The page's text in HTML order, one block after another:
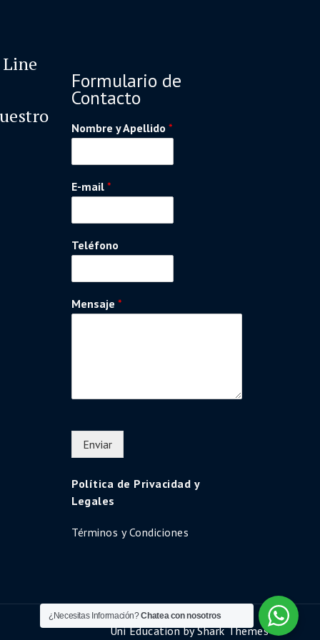
Formulario de
Contacto
Nombre y Apellido *
E-mail *
Teléfono
Mensaje *
Enviar
Política de Privacidad y
Legales
Términos y Condiciones
Uni Education byShark Themes
¿Necesitas Información?Chatea con nosotros